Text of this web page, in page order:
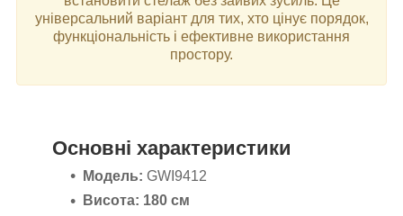
універсальний варіант для тих, хто цінує порядок,
функціональність і ефективне використання
простору.
Основні характеристики
Модель: GWI9412
Висота: 180 см